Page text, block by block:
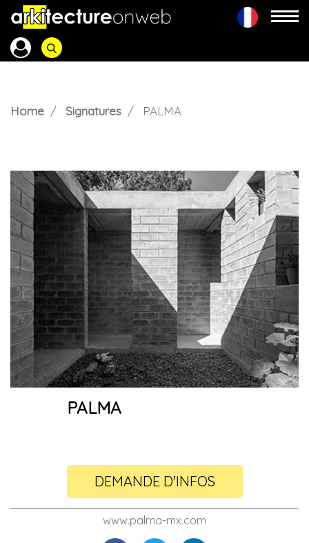
Home Signatures PALMA
PALMA
DEMANDE D'INFOS
www.palma-mx.com